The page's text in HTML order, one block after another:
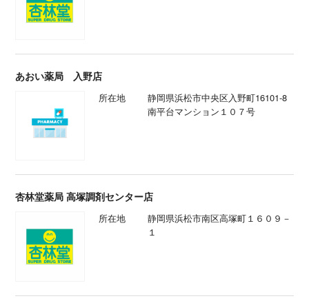
あおい薬局 入野店
所在地
静岡県浜松市中央区入野町16101-8
南平台マンション１０７号
杏林堂薬局 高塚調剤センター店
所在地
静岡県浜松市南区高塚町１６０９－
１